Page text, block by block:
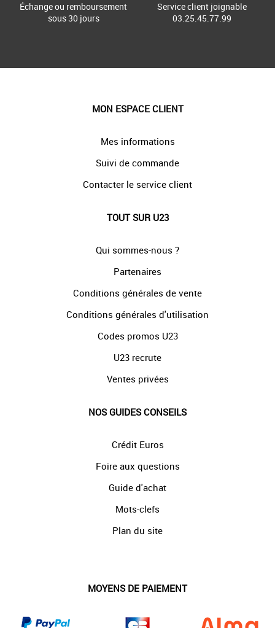
Échange ou remboursement
sous 30 jours
Service client joignable
03.25.45.77.99
MON ESPACE CLIENT
Mes informations
Suivi de commande
Contacter le service client
TOUT SUR U23
Qui sommes-nous ?
Partenaires
Conditions générales de vente
Conditions générales d'utilisation
Codes promos U23
U23 recrute
Ventes privées
NOS GUIDES CONSEILS
Crédit Euros
Foire aux questions
Guide d'achat
Mots-clefs
Plan du site
MOYENS DE PAIEMENT